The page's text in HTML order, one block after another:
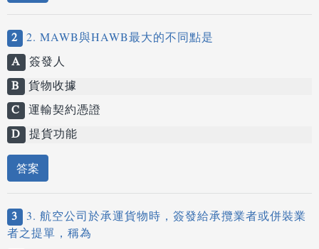
2 2. MAWB與HAWB最大的不同點是
A 簽發人
B 貨物收據
C 運輸契約憑證
D 提貨功能
答案
3 3. 航空公司於承運貨物時，簽發給承攬業者或併裝業
者之提單，稱為